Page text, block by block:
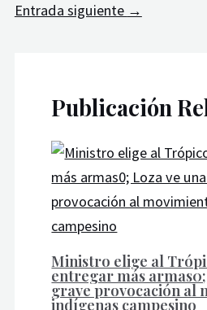
Entrada siguiente →
Publicación
Ministro elige al
entregar más armas0;
grave provocación al
indígenas campesino